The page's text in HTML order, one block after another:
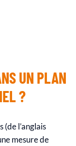
UN PLAN
?
(de l’anglais
mesure de